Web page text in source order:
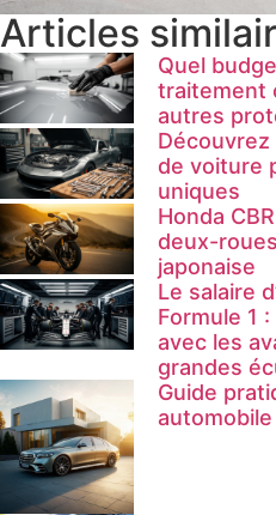
Articles
Quel
traitement
autres
Découvrez
de voiture
uniques
Honda
deux-
japonaise
Le salaire
Formule 1
avec les
grandes
Guide